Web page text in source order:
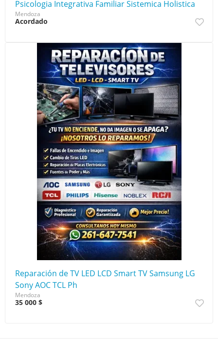
Psicologia Integrativa Familiar Sistemica Holistica
Mendoza
Acordado
Reparación de TV LED LCD Smart TV Samsung LG
Sony AOC TCL Ph
Mendoza
35 000 $